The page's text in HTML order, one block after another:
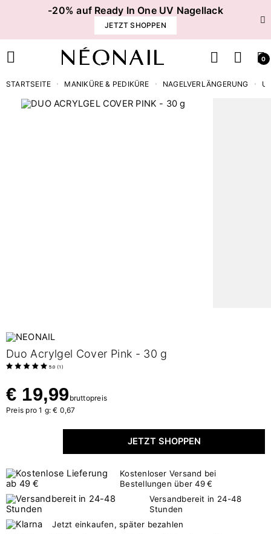
-20% auf Ready In One UV Nagellack
JETZT SHOPPEN
0
STARTSEITE MANIKÜRE & PEDIKÜRE NAGELVERLÄNGERUNG
Duo Acrylgel Cover Pink - 30 g
5.0 (1 )
€ 19,99 bruttopreis
Preis pro 1 g: € 0,67
JETZT SHOPPEN
Kostenloser Versand bei
Bestellungen über 49 €
Versandbereit in 24-48
Stunden
Jetzt einkaufen, später bezahlen